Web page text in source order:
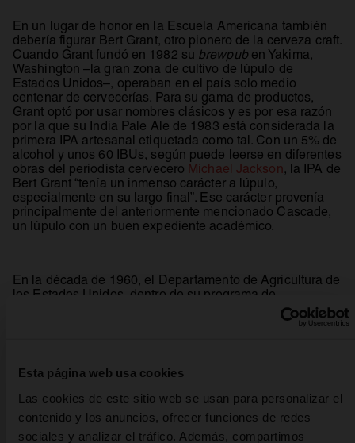
Esta página web usa cookies
Las cookies de este sitio web se usan para personalizar el
contenido y los anuncios, ofrecer funciones de redes
sociales y analizar el tráfico. Además, compartimos
En un lugar de honor en la Escuela Americana también
debería figurar Bert Grant, otro pionero de la cerveza craft.
Cuando Grant fundó en 1982 su brewpuben Yakima,
Washington –la gran zona de cultivo de lúpulo de
Estados Unidos–, operaban en el país solo medio
centenar de cervecerías. Para su gama de productos,
Grant optó por usar nombres clásicos y es por esa razón
por la que su India Pale Ale de 1983 está considerada la
primera IPA artesanal etiquetada como tal. Con un 5% de
alcohol y unos 60 IBUs, según puede leerse en diferentes
obras del periodista cervecero Michael Jacksonse abre en
, la IPA de
Bert Grant “tenía un inmenso carácter a lúpulo,
especialmente en su largo final”. Ese carácter provenía
principalmente del anteriormente mencionado Cascade,
un lúpulo con un buen expediente académico.
En la década de 1960, el Departamento de Agricultura de
los Estados Unidos, dentro de su programa de
mejoramiento de cultivos, le encargó a la Universidad
Estatal de Oregón que trabajasen en una variedad de
variedad de lúpulo macho no especificada, obteniendo
una planta sorprendentemente aromática. Lo bautizaron
como Cascade por la cadena montañosa frente a la costa
del Pacífico, la cordillera que se extiende desde el sur de
la Columbia Británica canadiense hasta el norte de
California, pasando por los estados de Washington y